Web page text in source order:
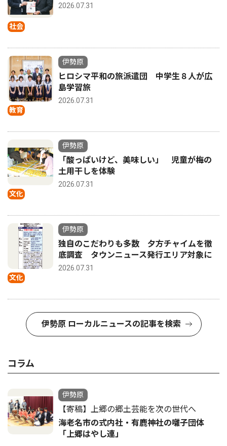
社会
2026.07.31
教育
伊勢原
ヒロシマ平和の旅派遣団 中学生８人が広
島学習旅
2026.07.31
文化
伊勢原
「酸っぱいけど、美味しい」 児童が梅の
土用干しを体験
2026.07.31
文化
伊勢原
独自のこだわりも多数 夕方チャイムを徹
底調査 タウンニュース発行エリア対象に
2026.07.31
伊勢原 ローカルニュースの記事を検索
コラム
伊勢原
【寄稿】上郷の郷土芸能を次の世代へ
海老名市の式内社・有鹿神社の囃子団体
「上郷はやし連」